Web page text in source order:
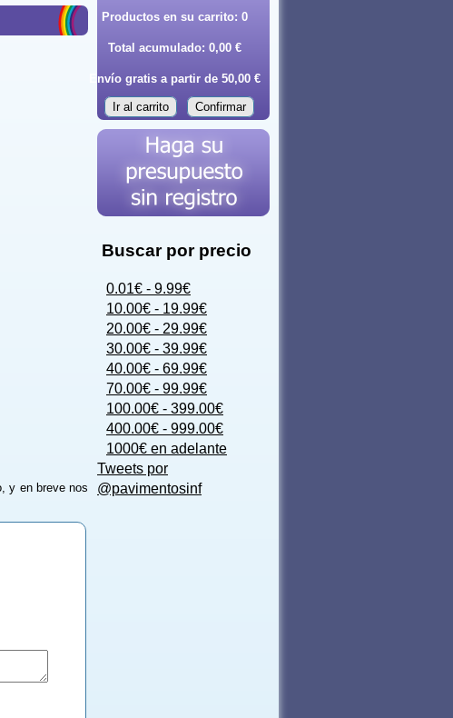
y en breve nos
Productos en su carrito: 0
Total acumulado: 0,00 €
Envío gratis a partir de 50,00 €
Ir al carrito Confirmar
Buscar por precio
0.01€ - 9.99€
10.00€ - 19.99€
20.00€ - 29.99€
30.00€ - 39.99€
40.00€ - 69.99€
70.00€ - 99.99€
100.00€ - 399.00€
400.00€ - 999.00€
1000€ en adelante
Tweets por
@pavimentosinf